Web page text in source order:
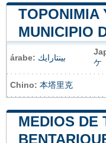
TOPONIMIA
MUNICIPIO
árabe: بينتارايك
ケ
Chino: 本塔里克
MEDIOS DE